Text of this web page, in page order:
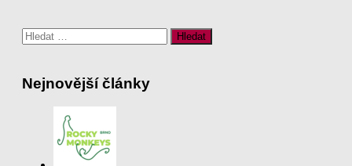
Vyhledávání
Nejnovější články